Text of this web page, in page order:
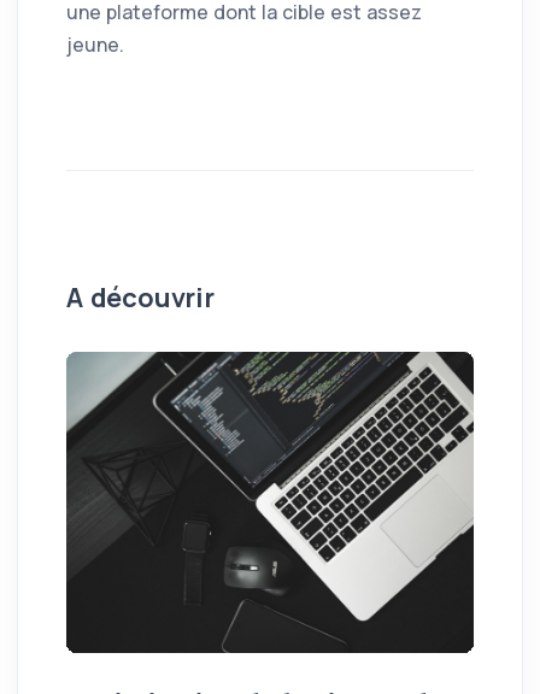
une plateforme dont la cible est assez
jeune.
A découvrir